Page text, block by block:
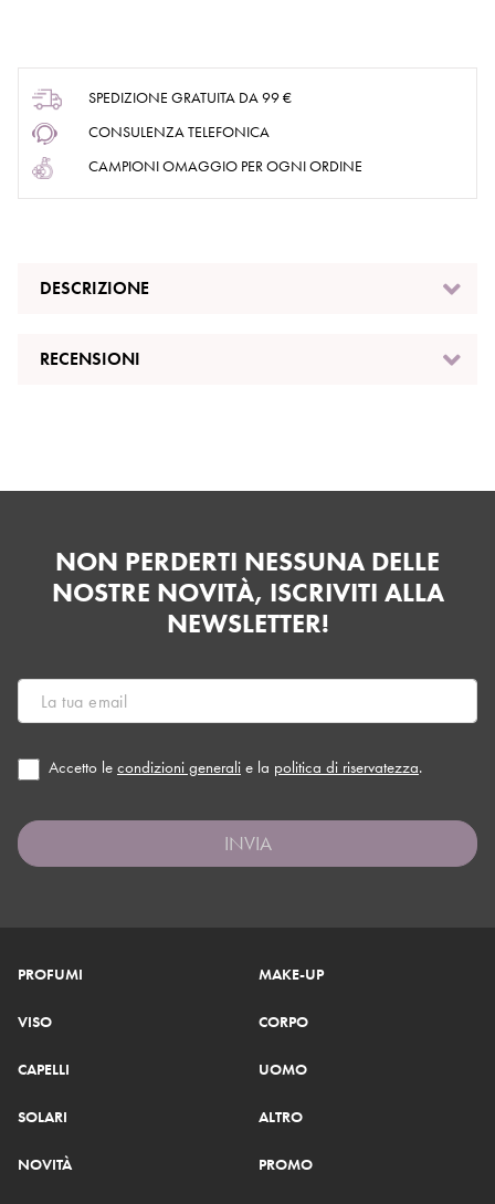
SPEDIZIONE GRATUITA DA 99 €
CONSULENZA TELEFONICA
CAMPIONI OMAGGIO PER OGNI ORDINE
DESCRIZIONE
RECENSIONI
NON PERDERTI NESSUNA DELLE
NOSTRE NOVITÀ, ISCRIVITI ALLA
NEWSLETTER!
Accetto le condizioni generali e la politica di riservatezza.
INVIA
PROFUMI MAKE-UP
VISO CORPO
CAPELLI UOMO
SOLARI ALTRO
NOVITÀ PROMO